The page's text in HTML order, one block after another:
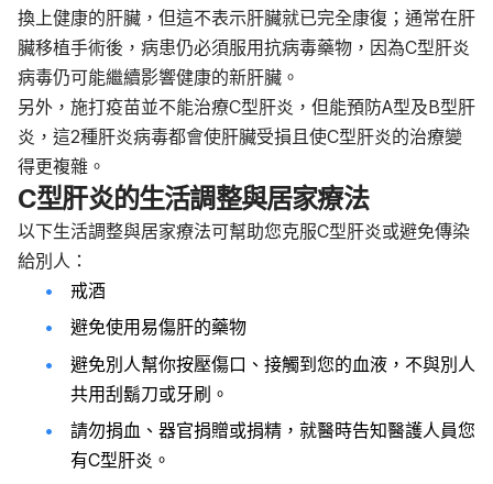
換上健康的肝臟，但這不表示肝臟就已完全康復；通常在肝
臟移植手術後，病患仍必須服用抗病毒藥物，因為C型肝炎
病毒仍可能繼續影響健康的新肝臟。
另外，施打疫苗並不能治療C型肝炎，但能預防A型及B型肝
炎，這2種肝炎病毒都會使肝臟受損且使C型肝炎的治療變
得更複雜。
C型肝炎的生活調整與居家療法
以下生活調整與居家療法可幫助您克服C型肝炎或避免傳染
給別人：
戒酒
避免使用易傷肝的藥物
避免別人幫你按壓傷口、接觸到您的血液，不與別人
共用刮鬍刀或牙刷。
請勿捐血、器官捐贈或捐精，就醫時告知醫護人員您
有C型肝炎。